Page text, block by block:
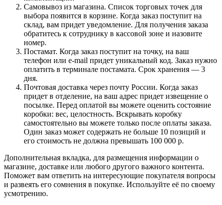
Самовывоз из магазина. Список торговых точек для
выбора появится в корзине. Когда заказ поступит на
склад, вам придет уведомление. Для получения заказа
обратитесь к сотруднику в кассовой зоне и назовите
номер.
Постамат. Когда заказ поступит на точку, на ваш
телефон или e-mail придет уникальный код. Заказ нужно
оплатить в терминале постамата. Срок хранения — 3
дня.
Почтовая доставка через почту России. Когда заказ
придет в отделение, на ваш адрес придет извещение о
посылке. Перед оплатой вы можете оценить состояние
коробки: вес, целостность. Вскрывать коробку
самостоятельно вы можете только после оплаты заказа.
Один заказ может содержать не больше 10 позиций и
его стоимость не должна превышать 100 000 р.
Дополнительная вкладка, для размещения информации о
магазине, доставке или любого другого важного контента.
Поможет вам ответить на интересующие покупателя вопросы
и развеять его сомнения в покупке. Используйте её по своему
усмотрению.